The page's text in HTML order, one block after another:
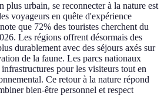
plus urbain, se reconnecter à la nature est
voyageurs en quête d'expérience
note que 72% des touristes cherchent du
Les régions offrent désormais des
durablement avec des séjours axés sur
de la faune. Les parcs nationaux
pour les visiteurs tout en
Ce retour à la nature répond
bien-être personnel et respect